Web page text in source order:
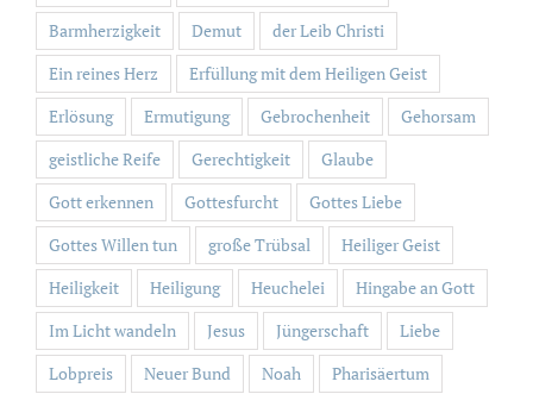
Barmherzigkeit
Demut
der Leib Christi
Ein reines Herz
Erfüllung mit dem Heiligen Geist
Erlösung
Ermutigung Gebrochenheit
Gehorsam
geistliche Reife
Gerechtigkeit
Glaube
Gott erkennen
Gottesfurcht
Gottes Liebe
Gottes Willen tun
große Trübsal
Heiliger Geist
Heiligkeit
Heiligung Heuchelei
Hingabe an Gott
Im Licht wandeln
Jesus Jüngerschaft
Liebe
Lobpreis
Neuer Bund Noah
Pharisäertum